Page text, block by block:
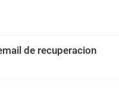
de recuperacion